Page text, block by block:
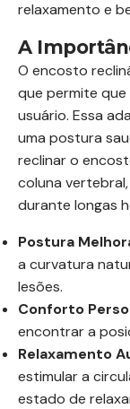
relaxamento e
A
O encosto
que permite
usuário. Essa
uma postura
reclinar o
coluna
durante longas
Postura
a curvatura
lesões.
Conforto
encontrar a
Relaxamento
estimular a
estado de